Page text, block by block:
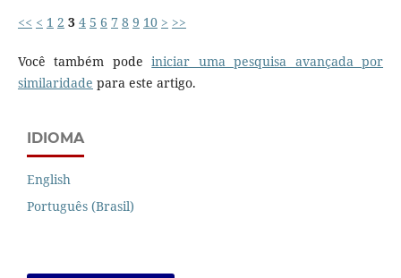
<< < 1 2 3 4 5 6 7 8 9 10 > >>
Você também podeiniciar uma pesquisa avançada por
similaridade para este artigo.
IDIOMA
English
Português (Brasil)